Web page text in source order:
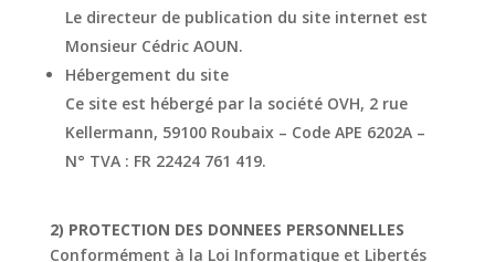
Le directeur de publication du site internet est
Monsieur Cédric AOUN.
Hébergement du site
Ce site est hébergé par la société OVH, 2 rue
Kellermann, 59100 Roubaix – Code APE 6202A –
N° TVA : FR 22424 761 419.
2) PROTECTION DES DONNEES PERSONNELLES
Conformément à la Loi Informatique et Libertés